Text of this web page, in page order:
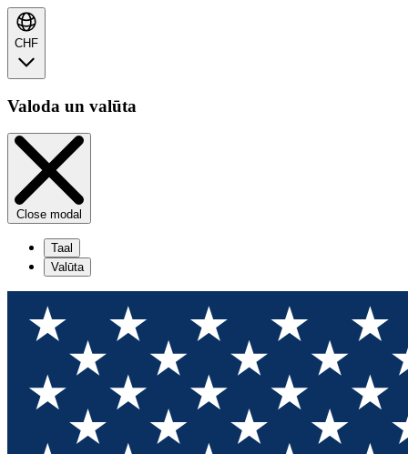
CHF
Valoda un valūta
Close modal
Taal
Valūta